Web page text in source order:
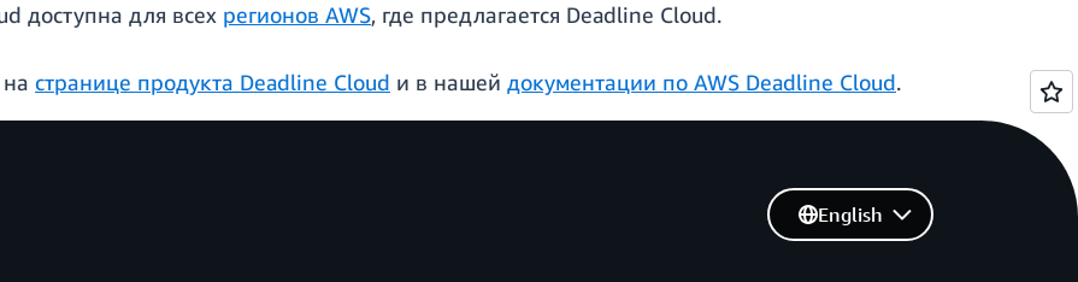
доступна для всех регионов AWS, где предлагается Deadline Cloud.
странице продукта Deadline Cloud и в нашей документации по AWS Deadline Cloud.
English